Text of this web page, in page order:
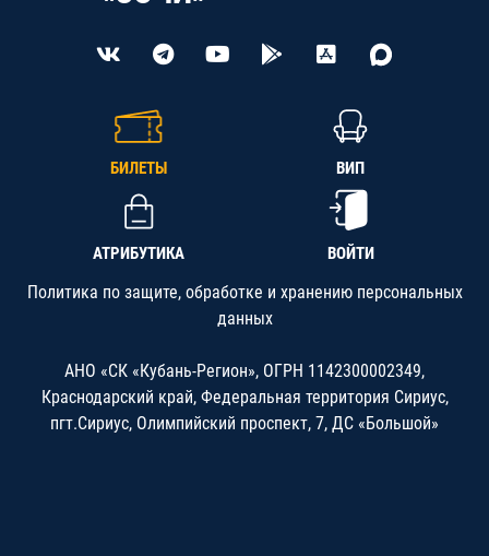
БИЛЕТЫ ВИП
АТРИБУТИКА ВОЙТИ
Политика по защите, обработке и хранению персональных
данных
АНО «СК «Кубань-Регион», ОГРН 1142300002349,
Краснодарский край, Федеральная территория Сириус,
пгт.Сириус, Олимпийский проспект, 7, ДС «Большой»